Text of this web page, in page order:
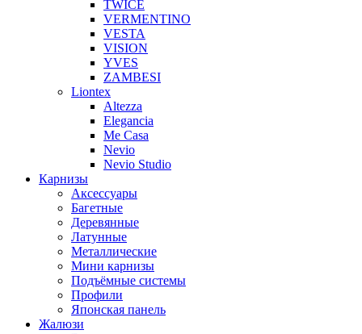
TWICE
VERMENTINO
VESTA
VISION
YVES
ZAMBESI
Liontex
Altezza
Elegancia
Me Casa
Nevio
Nevio Studio
Карнизы
Аксессуары
Багетные
Деревянные
Латунные
Металлические
Мини карнизы
Подъёмные системы
Профили
Японская панель
Жалюзи